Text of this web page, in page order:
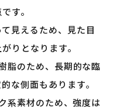
す。
見えるため、見た目
りとなります。
脂のため、長期的な臨
な側面もあります。
系素材のため、強度は